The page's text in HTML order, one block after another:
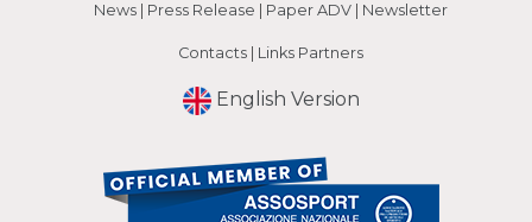
News
Press Release Paper ADV Newsletter
Contacts Links Partners
English Version